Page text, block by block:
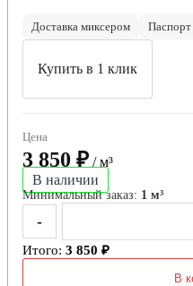
Доставка миксером Паспорт
Купить в 1 клик
Цена
3 850 ₽ / м³
В наличии
Минимальный заказ: 1 м³
-
Итого: 3 850 ₽
В